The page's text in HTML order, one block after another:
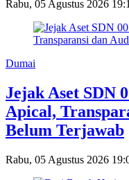
Rabu, 05 Agustus 2026
Dumai
Jejak Aset SDN
Apical,
Belum Terjawab
Rabu, 05 Agustus 2026